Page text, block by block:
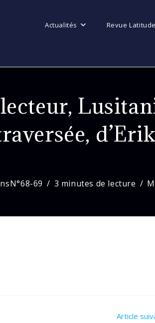
Actualités Revue
N°68-69 3 minutes de lecture
Article